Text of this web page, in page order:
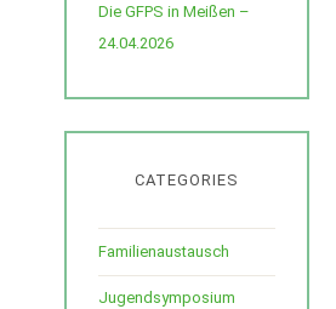
Die GFPS in Meißen –
24.04.2026
CATEGORIES
Familienaustausch
Jugendsymposium